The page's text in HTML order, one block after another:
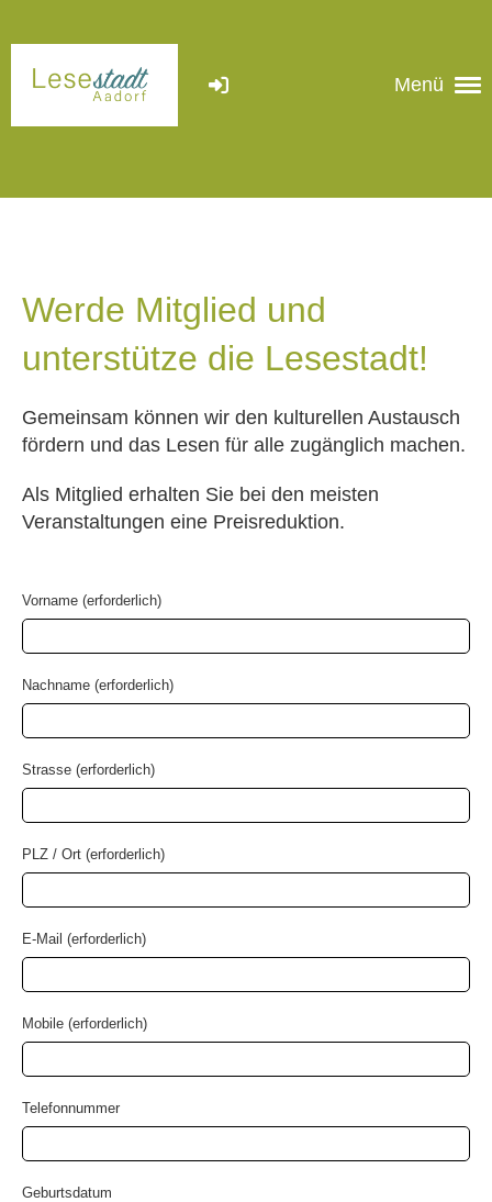
Menü
Werde Mitglied und
unterstütze die Lesestadt!
Gemeinsam können wir den kulturellen Austausch
fördern und das Lesen für alle zugänglich machen.
Als Mitglied erhalten Sie bei den meisten
Veranstaltungen eine Preisreduktion.
Vorname (erforderlich)
Nachname (erforderlich)
Strasse (erforderlich)
PLZ / Ort (erforderlich)
E-Mail (erforderlich)
Mobile (erforderlich)
Telefonnummer
Geburtsdatum